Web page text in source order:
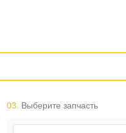
03. Выберите запчасть